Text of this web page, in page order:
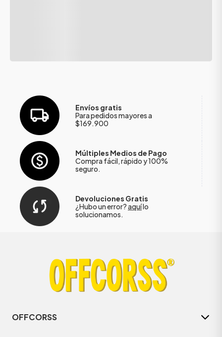
Envíos gratis
Para pedidos mayores a
$169.900
Múltiples Medios de Pago
Compra fácil, rápido y 100%
seguro.
Devoluciones Gratis
¿Hubo un error?aquílo
solucionamos.
OFFCORSS